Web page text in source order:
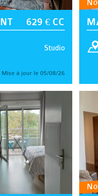
629 € CC
Studio
Mise à jour le 05/08/26